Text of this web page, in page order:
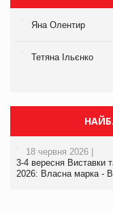
Яна Олентир
Тетяна Ільєнко
18 червня 2026 |
3-4 вересня Виставки
2026: Власна марка -